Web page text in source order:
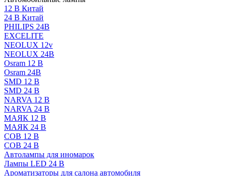
12 В Китай
24 В Китай
PHILIPS 24В
EXCELITE
NEOLUX 12v
NEOLUX 24В
Osram 12 В
Osram 24В
SMD 12 В
SMD 24 В
NARVA 12 В
NARVA 24 В
МАЯК 12 В
МАЯК 24 В
COB 12 В
COB 24 В
Автолампы для иномарок
Лампы LED 24 B
Ароматизаторы для салона автомобиля